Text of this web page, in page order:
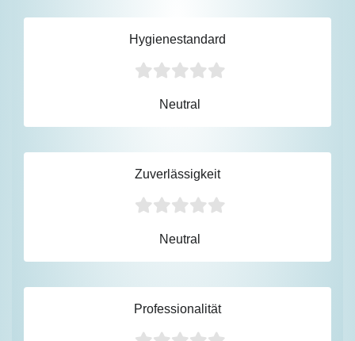
Hygienestandard
Neutral
Zuverlässigkeit
Neutral
Professionalität